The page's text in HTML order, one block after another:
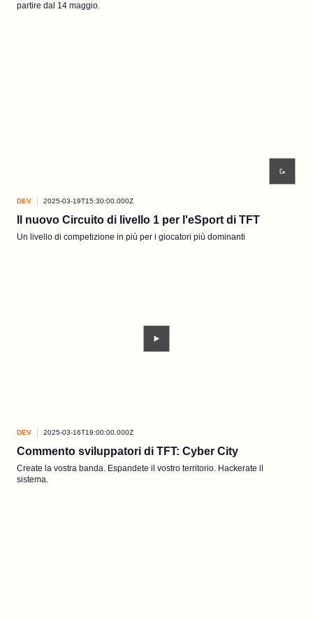
partire dal 14 maggio.
DEV 2025-03-19T15:30:00.000Z
Il nuovo Circuito di livello 1 per l'eSport di TFT
Un livello di competizione in più per i giocatori più dominanti
DEV 2025-03-16T19:00:00.000Z
Commento sviluppatori di TFT: Cyber City
Create la vostra banda. Espandete il vostro territorio. Hackerate il
sistema.